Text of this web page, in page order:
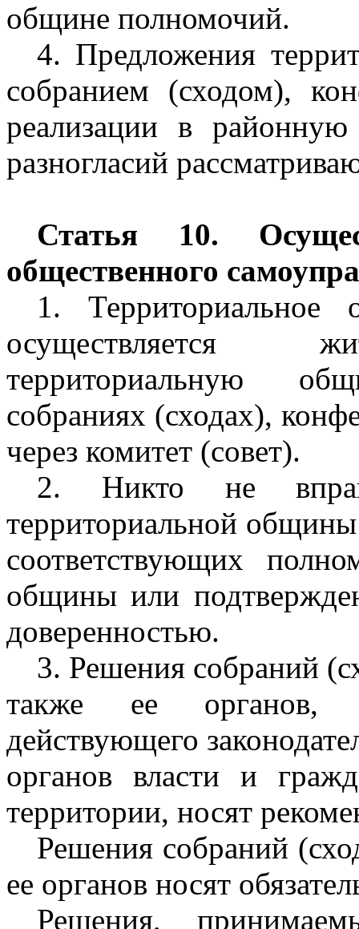
общине полномочий.
4. Предложения
собранием (сходом),
реализации в
разногласий
Статья 10.
общественного
1. Территориальное
осуществляется
территориальную
собраниях (сходах),
через комитет (совет).
2. Никто не
территориальной
соответствующих
общины или
доверенностью.
3. Решения собраний
также ее органов,
действующего
органов власти и
территории, носят
Решения собраний
ее органов носят
Решения,